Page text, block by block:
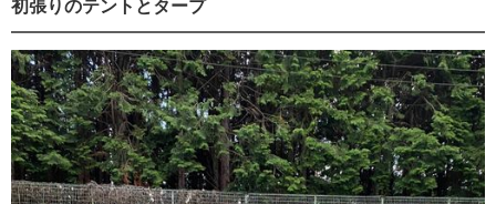
初張りのテントとタープ